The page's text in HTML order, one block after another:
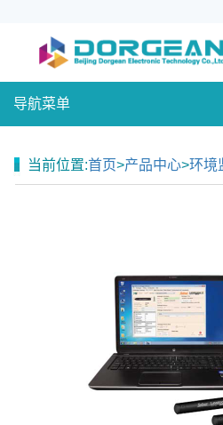
导航菜单
当前位置:首页>产品中心>环境